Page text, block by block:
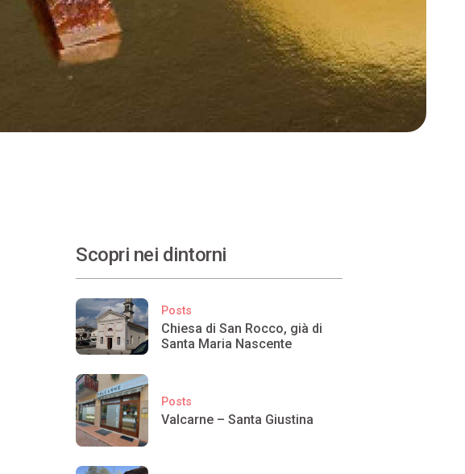
Scopri nei dintorni
Posts
Chiesa di San Rocco, già di
Santa Maria Nascente
Posts
Valcarne – Santa Giustina